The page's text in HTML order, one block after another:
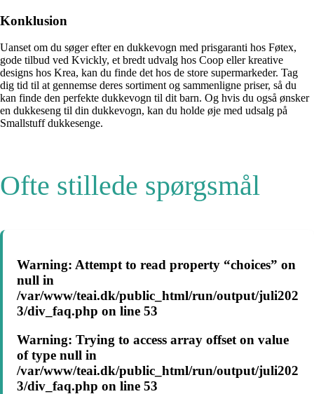
Konklusion
Uanset om du søger efter en dukkevogn med prisgaranti hos Føtex,
gode tilbud ved Kvickly, et bredt udvalg hos Coop eller kreative
designs hos Krea, kan du finde det hos de store supermarkeder. Tag
dig tid til at gennemse deres sortiment og sammenligne priser, så du
kan finde den perfekte dukkevogn til dit barn. Og hvis du også ønsker
en dukkeseng til din dukkevogn, kan du holde øje med udsalg på
Smallstuff dukkesenge.
Ofte stillede spørgsmål
Warning: Attempt to read property “choices” on
null in
/var/www/teai.dk/public_html/run/output/juli202
3/div_faq.php on line 53
Warning: Trying to access array offset on value
of type null in
/var/www/teai.dk/public_html/run/output/juli202
3/div_faq.php on line 53